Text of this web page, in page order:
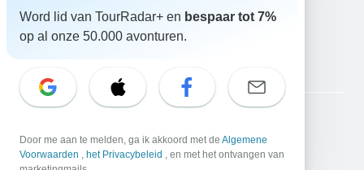
Download onze app
Juridische kennisgeving Privacybeleid
Cookies
Algemene voorwaarden
Word lid van TourRadar+ en bespaar tot 7%
op al onze 50.000 avonturen.
Door me aan te melden, ga ik akkoord met de Algemene
Voorwaarden , het Privacybeleid , en met het ontvangen van